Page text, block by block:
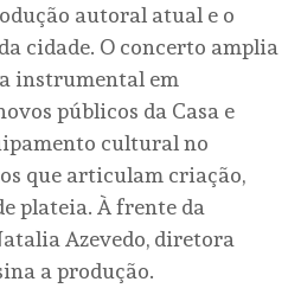
autoral atual e o
cidade. O concerto amplia
instrumental em
públicos da Casa e
cultural no
que articulam criação,
plateia. À frente da
Azevedo, diretora
a produção.